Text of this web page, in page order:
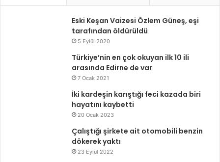
Eski Keşan Vaizesi Özlem Güneş, eşi
tarafından öldürüldü
5 Eylül 2020
Türkiye’nin en çok okuyan ilk 10 ili
arasında Edirne de var
7 Ocak 2021
İki kardeşin karıştığı feci kazada biri
hayatını kaybetti
20 Ocak 2023
Çalıştığı şirkete ait otomobili benzin
dökerek yaktı
23 Eylül 2022